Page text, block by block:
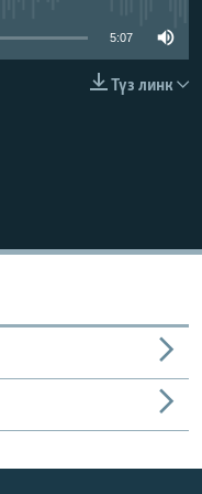
5:07
Түз линк